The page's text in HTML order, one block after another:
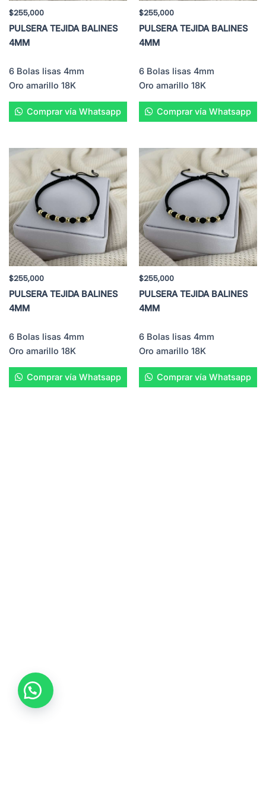
$255,000
PULSERA TEJIDA BALINES
4MM
6 Bolas lisas 4mm
Oro amarillo 18K
Comprar vía Whatsapp
$255,000
PULSERA TEJIDA BALINES
4MM
6 Bolas lisas 4mm
Oro amarillo 18K
Comprar vía Whatsapp
$255,000
PULSERA TEJIDA BALINES
4MM
6 Bolas lisas 4mm
Oro amarillo 18K
Comprar vía Whatsapp
$255,000
PULSERA TEJIDA BALINES
4MM
6 Bolas lisas 4mm
Oro amarillo 18K
Comprar vía Whatsapp